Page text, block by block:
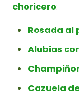
choricero:
Rosada al
Alubias
Cazuela